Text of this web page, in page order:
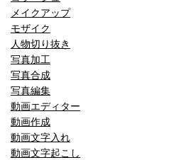
メイクアップ
モザイク
人物切り抜き
写真加工
写真合成
写真編集
動画エディター
動画作成
動画文字入れ
動画文字起こし